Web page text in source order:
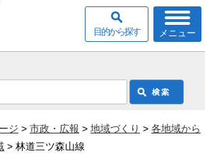
メニュー
目的から探す
ジ > 市政・広報 > 地域づくり > 各地域から
> 林道三ツ森山線